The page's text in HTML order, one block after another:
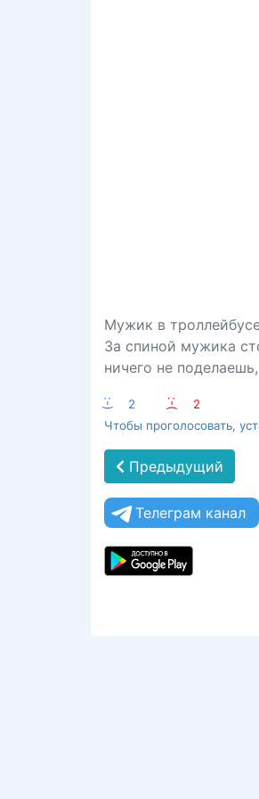
Мужик в
За спиной мужика
ничего не
:-) 2 :-(
2
Чтобы проголосовать,
Предыдущий
Телеграм канал